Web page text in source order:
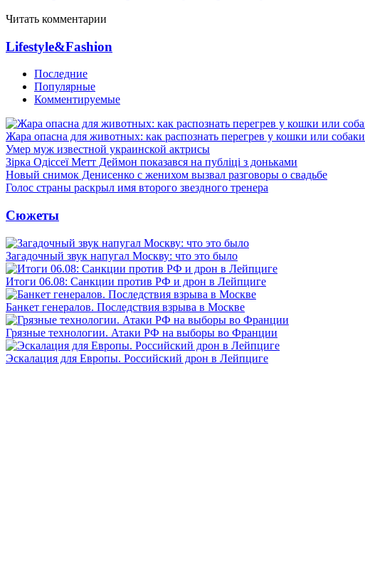
Читать комментарии
Lifestyle&Fashion
Последние
Популярные
Комментируемые
Жара опасна для животных: как распознать перегрев у кошки или собаки
Умер муж известной украинской актрисы
Зірка Одіссеї Метт Деймон показався на публіці з доньками
Новый снимок Денисенко с женихом вызвал разговоры о свадьбе
Голос страны раскрыл имя второго звездного тренера
Сюжеты
Загадочный звук напугал Москву: что это было
Итоги 06.08: Санкции против РФ и дрон в Лейпциге
Банкет генералов. Последствия взрыва в Москве
Грязные технологии. Атаки РФ на выборы во Франции
Эскалация для Европы. Российский дрон в Лейпциге